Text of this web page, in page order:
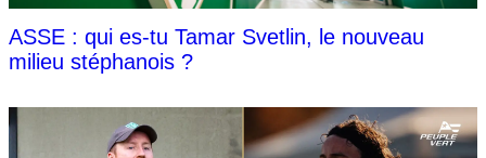
ASSE : qui es-tu Tamar Svetlin, le nouveau
milieu stéphanois ?